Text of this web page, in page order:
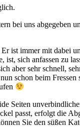
bei uns abgegeben
ist immer mit dabei
ist, sich anfassen zu
aber sehr schnell,
schon beim Fressen
Seiten
passt, erfolgt die
Sie den süßen